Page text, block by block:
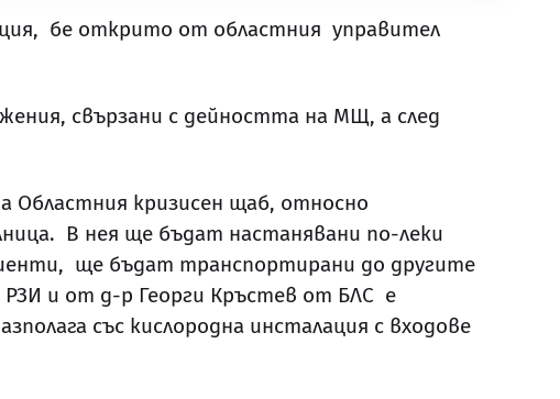
бе открито от областния управител
свързани с дейността на МЩ, а след
Областния кризисен щаб, относно
В нея ще бъдат настанявани по-леки
ще бъдат транспортирани до другите
и от д-р Георги Кръстев от БЛС е
със кислородна инсталация с входове